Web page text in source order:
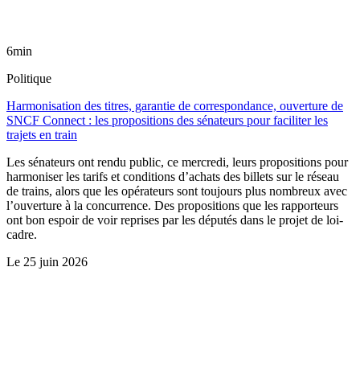
6min
Politique
Harmonisation des titres, garantie de correspondance, ouverture de
SNCF Connect : les propositions des sénateurs pour faciliter les
trajets en train
Les sénateurs ont rendu public, ce mercredi, leurs propositions pour
harmoniser les tarifs et conditions d’achats des billets sur le réseau
de trains, alors que les opérateurs sont toujours plus nombreux avec
l’ouverture à la concurrence. Des propositions que les rapporteurs
ont bon espoir de voir reprises par les députés dans le projet de loi-
cadre.
Le 25 juin 2026